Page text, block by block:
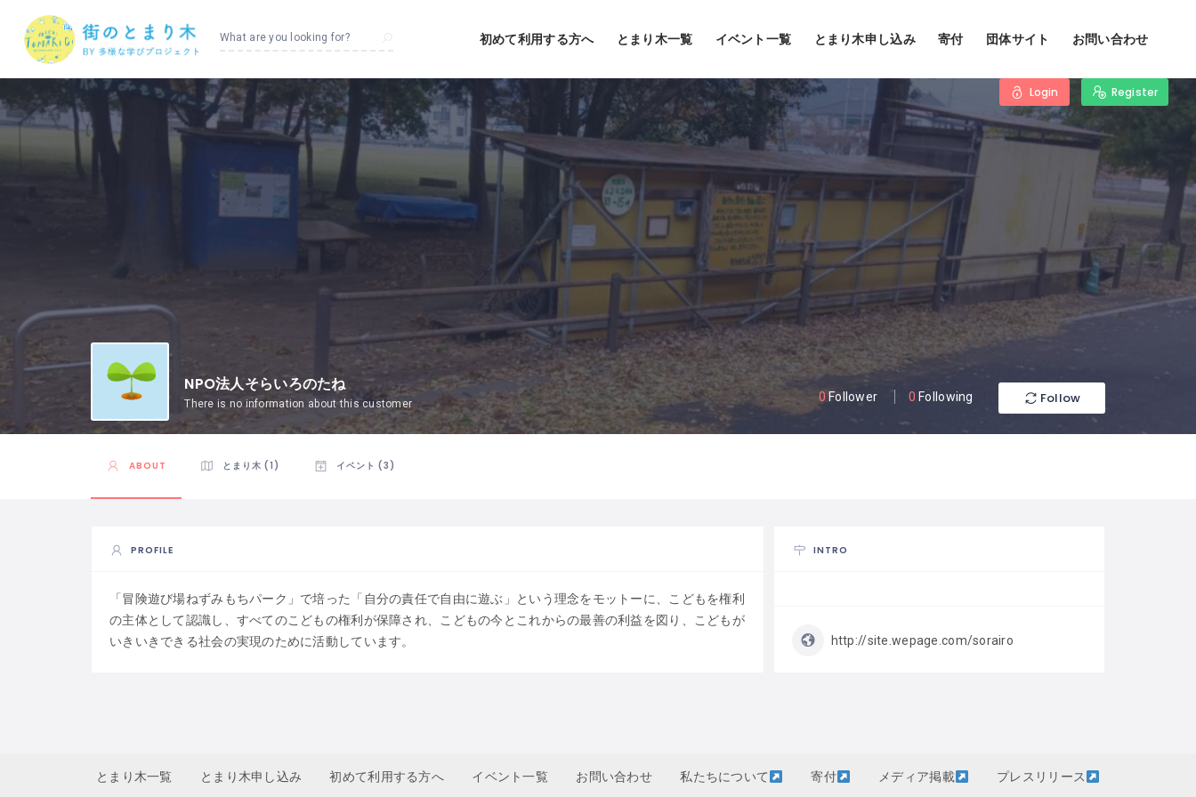
What are you looking for? 初めて利用する方へ とまり木一覧 イベント一覧 とまり木申し込み 寄付 団体サイト お問い合わせ
Login Register
NPO法人そらいろのたね
There is no information about this customer 0 Follower 0 Following Follow
ABOUT とまり木 (1) イベント (3)
PROFILE
「冒険遊び場ねずみもちパーク」で培った「自分の責任で自由に遊ぶ」という理念をモットーに、こどもを権利
の主体として認識し、すべてのこどもの権利が保障され、こどもの今とこれからの最善の利益を図り、こどもが
いきいきできる社会の実現のために活動しています。
INTRO
http://site.wepage.com/sorairo
とまり木一覧 とまり木申し込み 初めて利用する方へ イベント一覧 お問い合わせ 私たちについて 寄付 メディア掲載 プレスリリース